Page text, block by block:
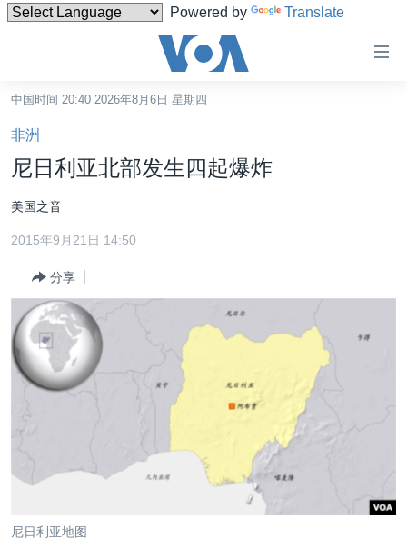
Powered by Translate
碍
链
接
跳
转
内
到
导
台湾
港澳
国际
最新国际新闻
印太
中东
美洲
分类新闻
经济·金融·贸易
人权·法律·宗教
劳工
美中关系
热点专题
美中关系
中文广播
关注我们
中国时间 20:40 2026年8月6日 星期四
非洲
尼日利亚北部发生四起爆炸
美国之音
2015年9月21日 14:50
分享
尼日利亚地图